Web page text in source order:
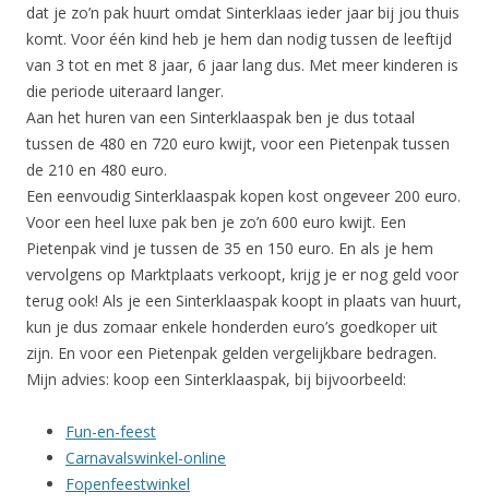
dat je zo’n pak huurt omdat Sinterklaas ieder jaar bij jou thuis
komt. Voor één kind heb je hem dan nodig tussen de leeftijd
van 3 tot en met 8 jaar, 6 jaar lang dus. Met meer kinderen is
die periode uiteraard langer.
Aan het huren van een Sinterklaaspak ben je dus totaal
tussen de 480 en 720 euro kwijt, voor een Pietenpak tussen
de 210 en 480 euro.
Een eenvoudig Sinterklaaspak kopen kost ongeveer 200 euro.
Voor een heel luxe pak ben je zo’n 600 euro kwijt. Een
Pietenpak vind je tussen de 35 en 150 euro. En als je hem
vervolgens op Marktplaats verkoopt, krijg je er nog geld voor
terug ook! Als je een Sinterklaaspak koopt in plaats van huurt,
kun je dus zomaar enkele honderden euro’s goedkoper uit
zijn. En voor een Pietenpak gelden vergelijkbare bedragen.
Mijn advies: koop een Sinterklaaspak, bij bijvoorbeeld:
Fun-en-feest
Carnavalswinkel-online
Fopenfeestwinkel